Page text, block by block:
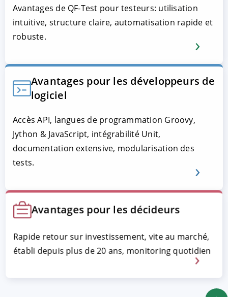
Avantages de QF-Test pour testeurs: utilisation
intuitive, structure claire, automatisation rapide et
robuste.
Avantages pour les développeurs de
logiciel
Accès API, langues de programmation Groovy,
Jython & JavaScript, intégrabilité Unit,
documentation extensive, modularisation des
tests.
Avantages pour les décideurs
Rapide retour sur investissement, vite au marché,
établi depuis plus de 20 ans, monitoring quotidien